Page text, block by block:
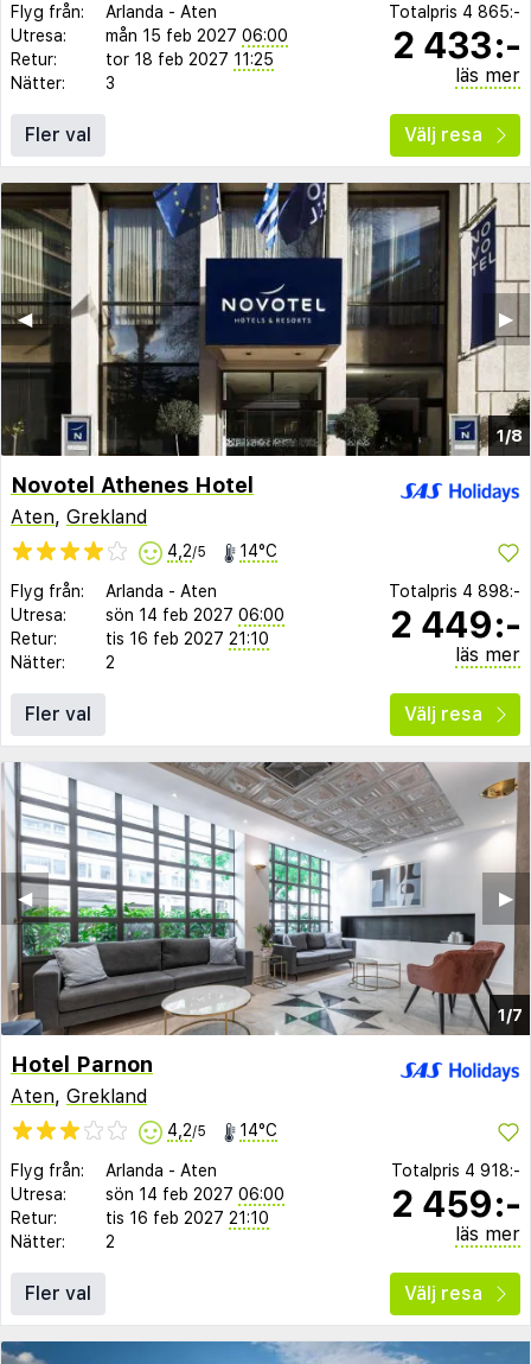
Flyg från: Arlanda - Aten
Utresa:
mån 15 feb 2027 06:00
Retur:
tor 18 feb 2027 11:25
Nätter:
3
Totalpris 4 865:-
2 433:-
läs mer
Fler val Välj resa
1/8
▶︎
◀︎
Novotel Athenes Hotel
Aten, Grekland
4,2/5 14°C
Flyg från: Arlanda - Aten
Utresa:
sön 14 feb 2027 06:00
Retur:
tis 16 feb 2027 21:10
Nätter:
2
Totalpris 4 898:-
2 449:-
läs mer
Fler val Välj resa
1/7
▶︎
◀︎
Hotel Parnon
Aten, Grekland
4,2/5 14°C
Flyg från: Arlanda - Aten
Utresa:
sön 14 feb 2027 06:00
Retur:
tis 16 feb 2027 21:10
Nätter:
2
Totalpris 4 918:-
2 459:-
läs mer
Fler val Välj resa